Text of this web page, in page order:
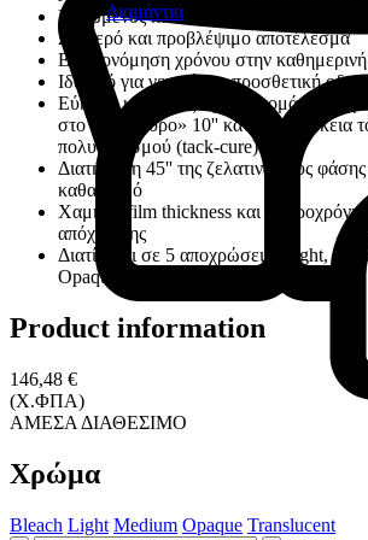
Διαμάντια
Μειωμένος κίνδυνος σφαλμάτων
Σταθερό και προβλέψιμο αποτέλεσμα
Εξοικονόμηση χρόνου στην
Ιδανικό για γενική και προσθετική
Εύκολη και χωρίς άγχος απομάκρυνση
στο «παράθυρο» 10'' κατά τη διάρκεια
πολυμερισμού (tack-cure)
Διατήρηση 45'' της ζελατινώδους
καθαρισμό
Χαμηλό film thickness και μακροχρόνια
απόχρωσης
Διατίθεται σε 5 αποχρώσεις (Light,
Opaque, Bleach)
Product information
146,48 €
(Χ.ΦΠΑ)
ΑΜΕΣΑ ΔΙΑΘΕΣΙΜΟ
Χρώμα
Bleach Light Medium Opaque Translucent